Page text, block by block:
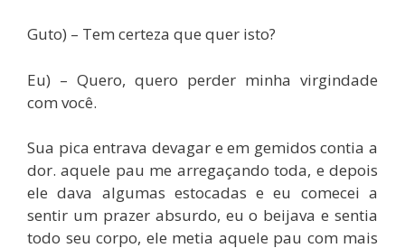
Guto) – Tem certeza que quer isto?
Eu) – Quero, quero perder minha virgindade
com você.
Sua pica entrava devagar e em gemidos contia a
dor. aquele pau me arregaçando toda, e depois
ele dava algumas estocadas e eu comecei a
sentir um prazer absurdo, eu o beijava e sentia
todo seu corpo, ele metia aquele pau com mais